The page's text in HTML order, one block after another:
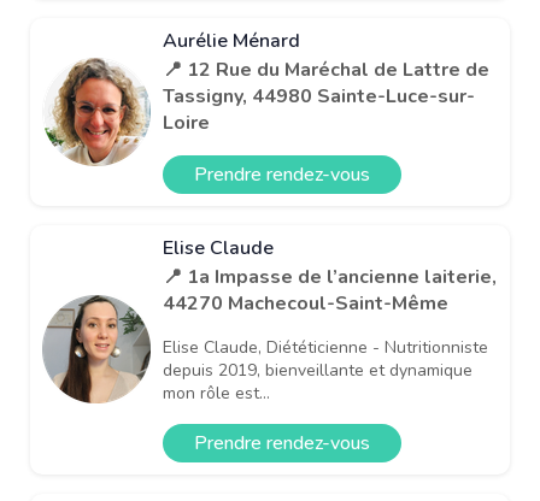
Aurélie Ménard
📍 12 Rue du Maréchal de Lattre de
Tassigny, 44980 Sainte-Luce-sur-
Loire
Prendre rendez-vous
Elise Claude
📍 1a Impasse de l’ancienne laiterie,
44270 Machecoul-Saint-Même
Elise Claude, Diététicienne - Nutritionniste
depuis 2019, bienveillante et dynamique
mon rôle est...
Prendre rendez-vous